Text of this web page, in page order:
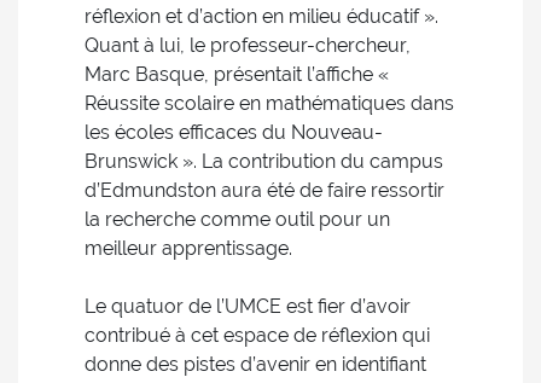
réflexion et d’action en milieu éducatif ».
Quant à lui, le professeur-chercheur,
Marc Basque, présentait l’affiche «
Réussite scolaire en mathématiques dans
les écoles efficaces du Nouveau-
Brunswick ». La contribution du campus
d’Edmundston aura été de faire ressortir
la recherche comme outil pour un
meilleur apprentissage.
Le quatuor de l’UMCE est fier d’avoir
contribué à cet espace de réflexion qui
donne des pistes d’avenir en identifiant